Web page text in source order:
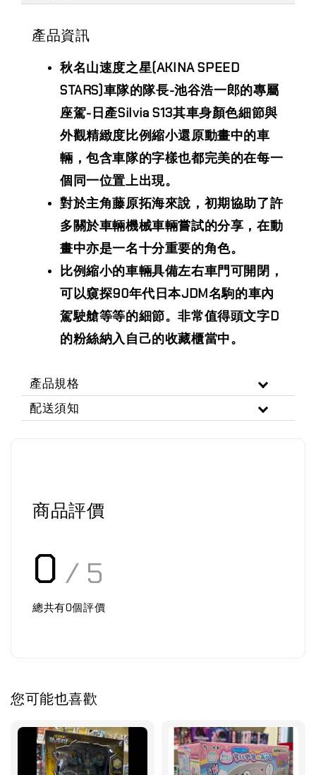
產品資訊
秋名山速度之星(AKINA SPEED
STARS)車隊的隊長-池谷浩一郎的專屬
座駕-日產Silvia S13其車身顏色細節與
外觀精緻度比例縮小還原動畫中的車
輛，包含車隊的字樣也都完美的在每一
個同一位置上出現。
對於主角藤原拓海來說，初期協助了許
多關於車輛機械車輛嘗試的分享，在動
畫中亦是一名十分重要的角色。
比例縮小的車輛具備左右車門可開閉，
可以窺探90年代日本JDM名駒的車內
駕駛艙等等的細節。非常值得頭文字D
的粉絲納入自己的收藏櫃當中。
產品規格
配送須知
商品評價
0 / 5
總共有0個評價
您可能也喜歡